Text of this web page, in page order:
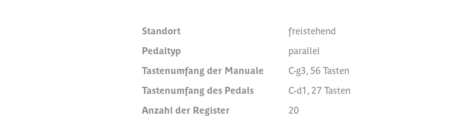
Standort
freistehend
Pedaltyp
parallel
Tastenumfang der Manuale
C-g3, 56 Tasten
Tastenumfang des Pedals
C-d1, 27 Tasten
Anzahl der Register
20